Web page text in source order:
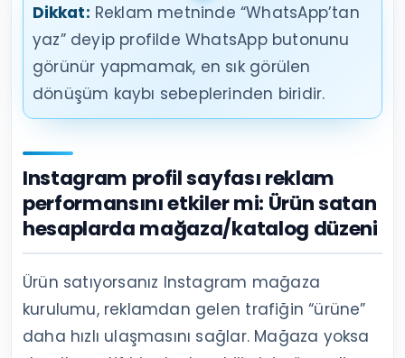
Dikkat: Reklam metninde “WhatsApp’tan
yaz” deyip profilde WhatsApp butonunu
görünür yapmamak, en sık görülen
dönüşüm kaybı sebeplerinden biridir.
Instagram profil sayfası reklam
performansını etkiler mi: Ürün satan
hesaplarda mağaza/katalog düzeni
Ürün satıyorsanız Instagram mağaza
kurulumu, reklamdan gelen trafiğin “ürüne”
daha hızlı ulaşmasını sağlar. Mağaza yoksa